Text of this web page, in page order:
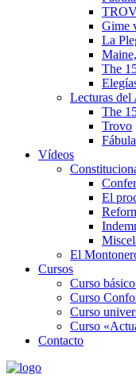
Gime
La
The
Lecturas del
The
Trovo
Vídeos
El
El
Cursos
Curso
Curso
Curso
Curso
Contacto